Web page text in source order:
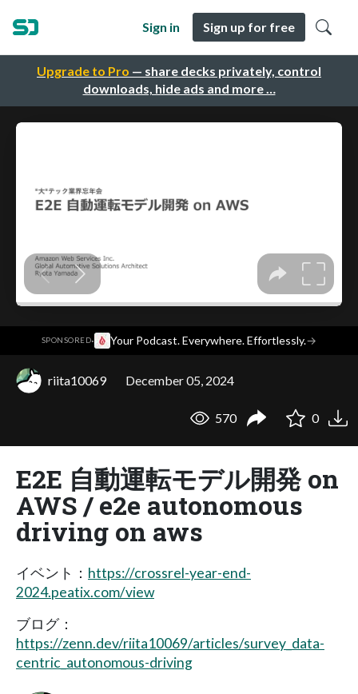
Upgrade to Pro — share decks privately, control
downloads, hide ads and more …
Sign in Sign up for free
SPONSORED· Your Podcast. Everywhere. Effortlessly.→
riita10069 December 05, 2024
570 0
E2E 自動運転モデル開発 on
AWS / e2e autonomous
driving on aws
イベント： https://crossrel-year-end-
2024.peatix.com/view
ブログ：
https://zenn.dev/riita10069/articles/survey_data-
centric_autonomous-driving